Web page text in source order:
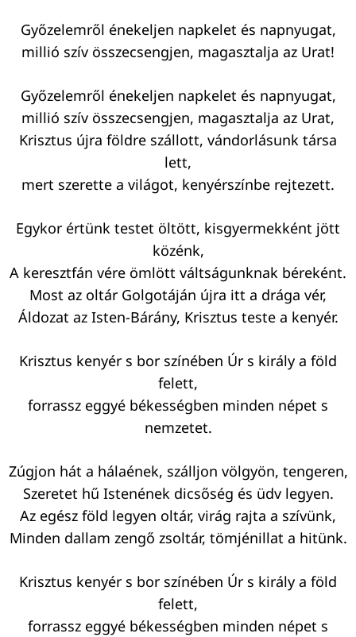
Győzelemről énekeljen napkelet és napnyugat,
millió szív összecsengjen, magasztalja az Urat!
Győzelemről énekeljen napkelet és napnyugat,
millió szív összecsengjen, magasztalja az Urat,
Krisztus újra földre szállott, vándorlásunk társa
lett,
mert szerette a világot, kenyérszínbe rejtezett.
Egykor értünk testet öltött, kisgyermekként jött
közénk,
A keresztfán vére ömlött váltságunknak béreként.
Most az oltár Golgotáján újra itt a drága vér,
Áldozat az Isten-Bárány, Krisztus teste a kenyér.
Krisztus kenyér s bor színében Úr s király a föld
felett,
forrassz eggyé békességben minden népet s
nemzetet.
Zúgjon hát a hálaének, szálljon völgyön, tengeren,
Szeretet hű Istenének dicsőség és üdv legyen.
Az egész föld legyen oltár, virág rajta a szívünk,
Minden dallam zengő zsoltár, tömjénillat a hitünk.
Krisztus kenyér s bor színében Úr s király a föld
felett,
forrassz eggyé békességben minden népet s
Keresés: